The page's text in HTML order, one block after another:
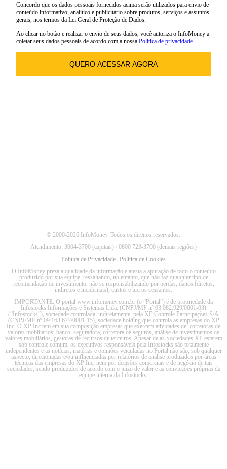
Concordo que os dados pessoais fornecidos acima serão utilizados para envio de
conteúdo informativo, analítico e publicitário sobre produtos, serviços e assuntos
gerais, nos termos da Lei Geral de Proteção de Dados.
Ao clicar no botão e realizar o envio de seus dados, você autoriza o InfoMoney a
coletar seus dados pessoais de acordo com a nossa Politica de privacidade
© 2000-2026 InfoMoney. Todos os direitos reservados.
Atendimento: 3004-3700 (capitais) / 0800 723-3700 (demais regiões)
Política de Privacidade | Política de Cookies
O InfoMoney preza a qualidade da informação e atesta a apuração de todo o conteúdo
produzido por sua equipe, ressaltando, no entanto, que não faz qualquer tipo de
recomendação de investimento, não se responsabilizando por perdas, danos (diretos,
indiretos e incidentais), custos e lucros cessantes.
IMPORTANTE: O portal www.infomoney.com.br (o “Portal”) é de propriedade da
Infostocks Informações e Sistemas Ltda. (CNPJ/MF nº 03.082.929/0001-03)
(“Infostocks”), sociedade controlada, indiretamente, pela XP Controle Participações S/A
(CNPJ/MF nº 09.163.677/0001-15), sociedade holding que controla as empresas do XP
Inc. O XP Inc tem em sua composição empresas que exercem atividades de: corretoras de
valores mobiliários, banco, seguradora, corretora de seguros, análise de investimentos de
valores mobiliários, gestoras de recursos de terceiros. Apesar de as Sociedades XP estarem
sob controle comum, os executivos responsáveis pela Infostocks são totalmente
independentes e as notícias, matérias e opiniões veiculadas no Portal não são, sob qualquer
aspecto, direcionadas e/ou influenciadas por relatórios de análise produzidos por áreas
técnicas das empresas do XP Inc, nem por decisões comerciais e de negócio de tais
sociedades, sendo produzidos de acordo com o juízo de valor e as convicções próprias da
equipe interna da Infostocks.